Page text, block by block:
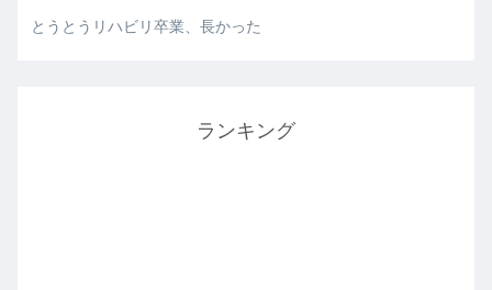
とうとうリハビリ卒業、長かった
ランキング